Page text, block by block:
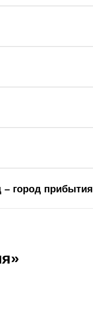
– город прибытия